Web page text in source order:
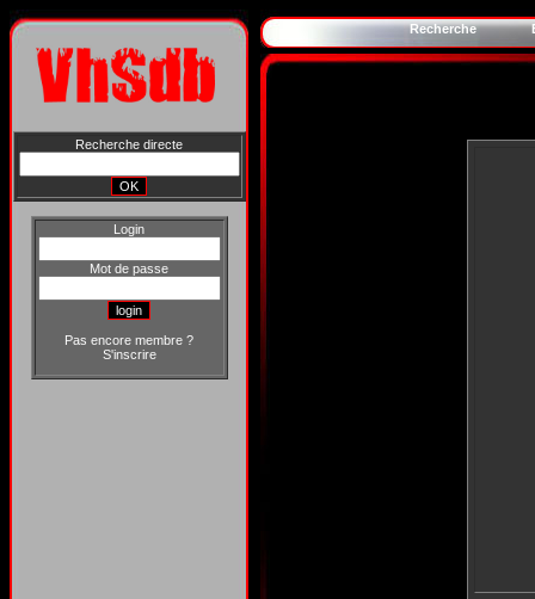
Recherche directe
Login
Mot de passe
Pas encore membre ?
S'inscrire
Recherche